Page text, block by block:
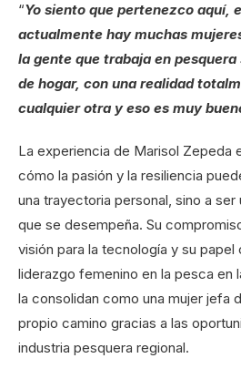
“Yo siento que pertenezco aquí,
actualmente hay muchas
la gente que trabaja en
de hogar, con una realidad
cualquier otra y eso es muy
La experiencia de Marisol Zepeda
cómo la pasión y la resiliencia
una trayectoria personal, sino a ser
que se desempeña. Su
visión para la tecnología y su
liderazgo femenino en la pesca en
la consolidan como una mujer jefa
propio camino gracias a las
industria pesquera regional.